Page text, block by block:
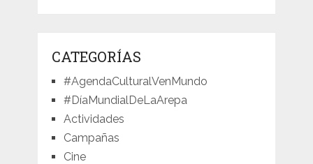
CATEGORÍAS
#AgendaCulturalVenMundo
#DíaMundialDeLaArepa
Actividades
Campañas
Cine